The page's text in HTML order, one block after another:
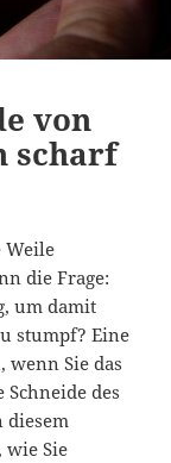
von
scharf
Weile
die Frage:
um damit
stumpf? Eine
wenn Sie das
des
diesem
wie Sie